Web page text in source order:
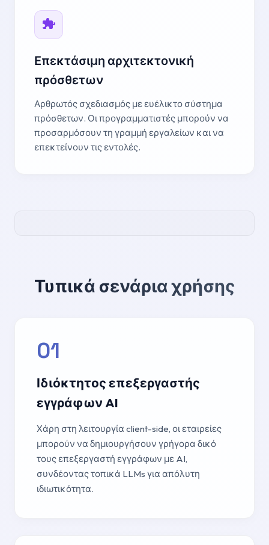
Επεκτάσιμη αρχιτεκτονική
πρόσθετων
Αρθρωτός σχεδιασμός με ευέλικτο σύστημα
πρόσθετων. Οι προγραμματιστές μπορούν να
προσαρμόσουν τη γραμμή εργαλείων και να
επεκτείνουν τις εντολές.
Τυπικά σενάρια χρήσης
01
Ιδιόκτητος επεξεργαστής
εγγράφων AI
Χάρη στη λειτουργία client-side, οι εταιρείες
μπορούν να δημιουργήσουν γρήγορα δικό
τους επεξεργαστή εγγράφων με AI,
συνδέοντας τοπικά LLMs για απόλυτη
ιδιωτικότητα.